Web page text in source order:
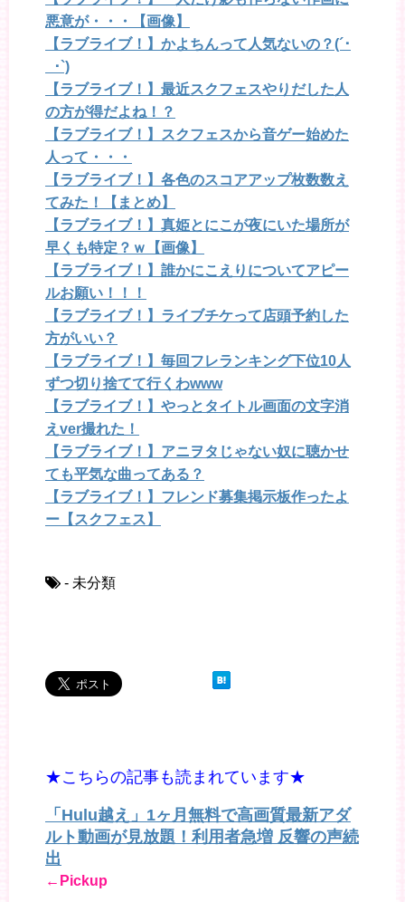
悪意が・・・【画像】
【ラブライブ！】かよちんって人気ないの？(´･
_･`)
【ラブライブ！】最近スクフェスやりだした人
の方が得だよね！？
【ラブライブ！】スクフェスから音ゲー始めた
人って・・・
【ラブライブ！】各色のスコアアップ枚数数え
てみた！【まとめ】
【ラブライブ！】真姫とにこが夜にいた場所が
早くも特定？ｗ【画像】
【ラブライブ！】誰かにこえりについてアピー
ルお願い！！！
【ラブライブ！】ライブチケって店頭予約した
方がいい？
【ラブライブ！】毎回フレランキング下位10人
ずつ切り捨てて行くわwww
【ラブライブ！】やっとタイトル画面の文字消
えver撮れた！
【ラブライブ！】アニヲタじゃない奴に聴かせ
ても平気な曲ってある？
【ラブライブ！】フレンド募集掲示板作ったよ
ー【スクフェス】
- 未分類
★こちらの記事も読まれています★
「Hulu越え」1ヶ月無料で高画質最新アダ
ルト動画が見放題！利用者急増 反響の声続
出
←Pickup